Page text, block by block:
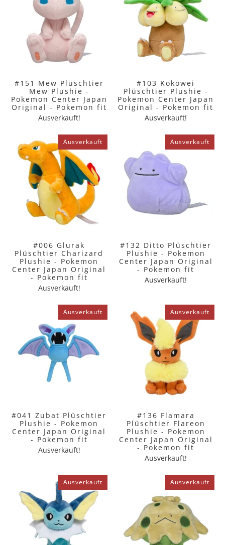
#151 Mew Plüschtier
Mew Plushie -
Pokemon Center Japan
Original - Pokemon fit
Ausverkauft!
#103 Kokowei
Plüschtier Plushie -
Pokemon Center Japan
Original - Pokemon fit
Ausverkauft!
Ausverkauft
#006 Glurak
Plüschtier Charizard
Plushie - Pokemon
Center Japan Original
- Pokemon fit
Ausverkauft!
Ausverkauft
#132 Ditto Plüschtier
Plushie - Pokemon
Center Japan Original
- Pokemon fit
Ausverkauft!
Ausverkauft
#041 Zubat Plüschtier
Plushie - Pokemon
Center Japan Original
- Pokemon fit
Ausverkauft!
Ausverkauft
#136 Flamara
Plüschtier Flareon
Plushie - Pokemon
Center Japan Original
- Pokemon fit
Ausverkauft!
Ausverkauft Ausverkauft